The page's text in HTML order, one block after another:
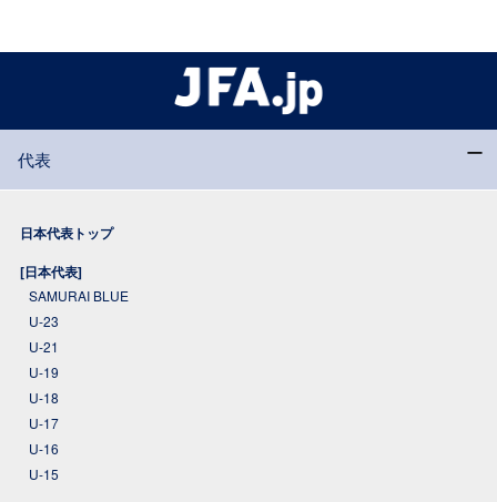
代表
日本代表トップ
[日本代表]
SAMURAI BLUE
U-23
U-21
U-19
U-18
U-17
U-16
U-15